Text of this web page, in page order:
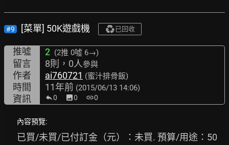
#9 [菜單] 50K遊戲機 已回收
推噓 2 (2推 0噓 6→)
留言 8則，0人參與
作者 ai760721 (蜜汁排骨飯)
時間 11年前 (2015/06/13 14:06)
資訊 0 image0 link0
內容預覽:
已買/未買/已付訂金（元）：未買. 預算/用途：50